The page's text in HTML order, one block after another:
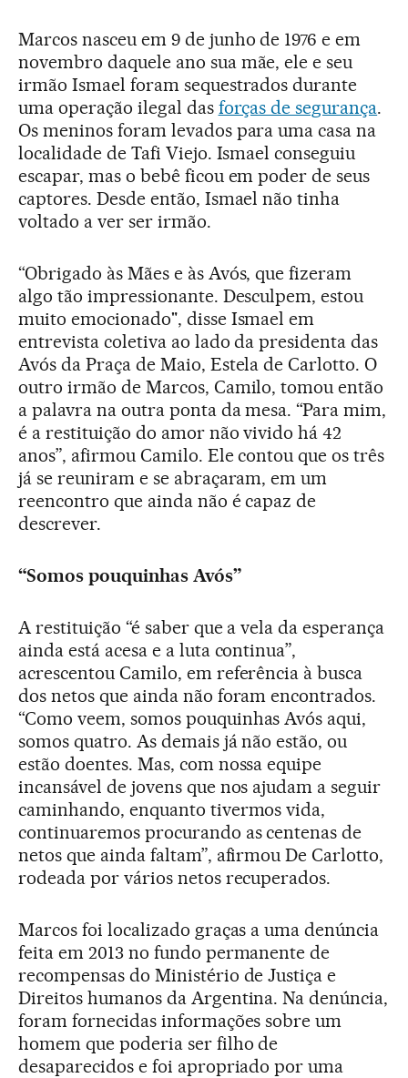
Marcos nasceu em 9 de junho de 1976 e em
novembro daquele ano sua mãe, ele e seu
irmão Ismael foram sequestrados durante
uma operação ilegal das forças de segurança.
Os meninos foram levados para uma casa na
localidade de Tafi Viejo. Ismael conseguiu
escapar, mas o bebê ficou em poder de seus
captores. Desde então, Ismael não tinha
voltado a ver ser irmão.
“Obrigado às Mães e às Avós, que fizeram
algo tão impressionante. Desculpem, estou
muito emocionado", disse Ismael em
entrevista coletiva ao lado da presidenta das
Avós da Praça de Maio, Estela de Carlotto. O
outro irmão de Marcos, Camilo, tomou então
a palavra na outra ponta da mesa. “Para mim,
é a restituição do amor não vivido há 42
anos”, afirmou Camilo. Ele contou que os três
já se reuniram e se abraçaram, em um
reencontro que ainda não é capaz de
descrever.
“Somos pouquinhas Avós”
A restituição “é saber que a vela da esperança
ainda está acesa e a luta continua”,
acrescentou Camilo, em referência à busca
dos netos que ainda não foram encontrados.
“Como veem, somos pouquinhas Avós aqui,
somos quatro. As demais já não estão, ou
estão doentes. Mas, com nossa equipe
incansável de jovens que nos ajudam a seguir
caminhando, enquanto tivermos vida,
continuaremos procurando as centenas de
netos que ainda faltam”, afirmou De Carlotto,
rodeada por vários netos recuperados.
Marcos foi localizado graças a uma denúncia
feita em 2013 no fundo permanente de
recompensas do Ministério de Justiça e
Direitos humanos da Argentina. Na denúncia,
foram fornecidas informações sobre um
homem que poderia ser filho de
desaparecidos e foi apropriado por uma